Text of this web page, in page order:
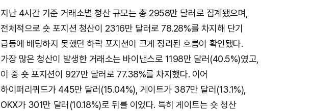
지난 4시간 기준 거래소별 청산 규모는 총 2958만 달러로 집계됐으며,
전체적으로 숏 포지션 청산이 2316만 달러로 78.28%를 차지해 단기
급등에 베팅하지 못했던 하락 포지션이 크게 정리된 흐름이 확인됐다.
가장 많은 청산이 발생한 거래소는 바이낸스로 1198만 달러(40.5%)였고,
이 중 숏 포지션이 927만 달러로 77.38%를 차지했다. 이어
하이퍼리퀴드가 445만 달러(15.04%), 게이트가 387만 달러(13.1%),
OKX가 301만 달러(10.18%)로 뒤를 이었다. 특히 게이트는 숏 청산